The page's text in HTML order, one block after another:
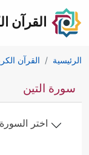
القرآن
الرئيسية القرآن
سورة التين
اختر